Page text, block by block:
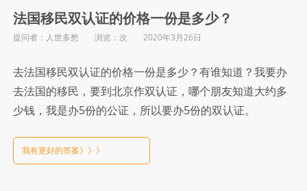
双
认
证
的
价
法国移民双认证的价格一份是多少？
提问者：人世多愁 浏览： 次 2020年3月26日
去法国移民双认证的价格一份是多少？有谁知道？我要办
去法国的移民，要到北京作双认证，哪个朋友知道大约多
少钱，我是办5份的公证，所以要办5份的双认证。
我有更好的答案》》》